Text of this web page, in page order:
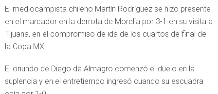
El mediocampista chileno Martín Rodríguez se hizo presente
en el marcador en la derrota de Morelia por 3-1 en su visita a
Tijuana, en el compromiso de ida de los cuartos de final de
la Copa MX.
El oriundo de Diego de Almagro comenzó el duelo en la
suplencia y en el entretiempo ingresó cuando su escuadra